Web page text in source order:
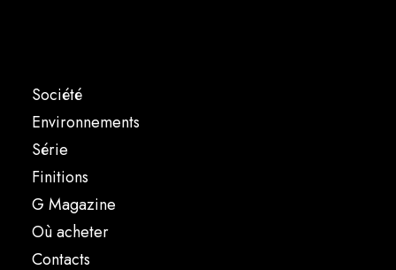
Société
Environnements
Série
Finitions
G Magazine
Où acheter
Contacts